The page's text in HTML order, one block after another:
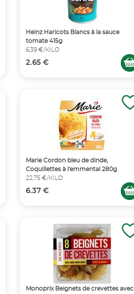
Heinz Haricots Blancs à la sauce
tomate 415g
6,39 €/KILO
2.65 €
Marie Cordon bleu de dinde,
Coquillettes à l'emmental 280g
22,75 €/KILO
6.37 €
Monoprix Beignets de crevettes avec